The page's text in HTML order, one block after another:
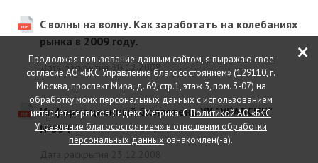
Продолжая пользование данным сайтом, я выражаю свое
согласие АО «БКС Управление благосостоянием» (129110, г.
Москва, проспект Мира, д. 69, стр.1, этаж 3, пом. 3-07) на
обработку моих персональных данных с использованием
интернет-сервисов Яндекс Метрика. СПолитикой АО «БКС
Управление благосостоянием» в отношении обработки
персональных данных ознакомлен(-а).
×
C волны на волну. Как заработать на колебаниях
рынка в 2009 году.
Дата раскрытия 30.12.2008
Информационный бюллетень УК "УРАЛСИБ"
№384